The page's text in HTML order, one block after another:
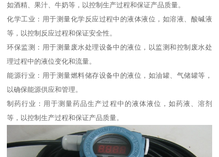
如酒精、果汁、牛奶等，以控制生产过程和保证产品质量。
化学工业：用于测量化学反应过程中的液体液位，如溶液、酸碱液
等，以控制反应过程和保证安全性。
环保监测：用于测量废水处理设备中的液位，以监测和控制废水处
理过程中的液位变化和流量。
能源行业：用于测量燃料储存设备中的液位，如油罐、气储罐等，
以确保能源供应和管理。
制药行业：用于测量药品生产过程中的液体液位，如药液、溶剂
等，以控制生产过程和保证产品质量。